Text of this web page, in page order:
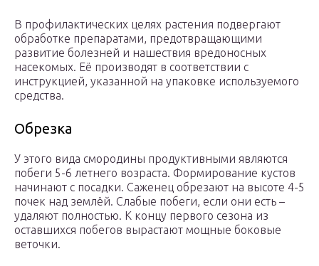
В профилактических целях растения подвергают
обработке препаратами, предотвращающими
развитие болезней и нашествия вредоносных
насекомых. Её производят в соответствии с
инструкцией, указанной на упаковке используемого
средства.
Обрезка
У этого вида смородины продуктивными являются
побеги 5-6 летнего возраста. Формирование кустов
начинают с посадки. Саженец обрезают на высоте 4-5
почек над землёй. Слабые побеги, если они есть –
удаляют полностью. К концу первого сезона из
оставшихся побегов вырастают мощные боковые
веточки.